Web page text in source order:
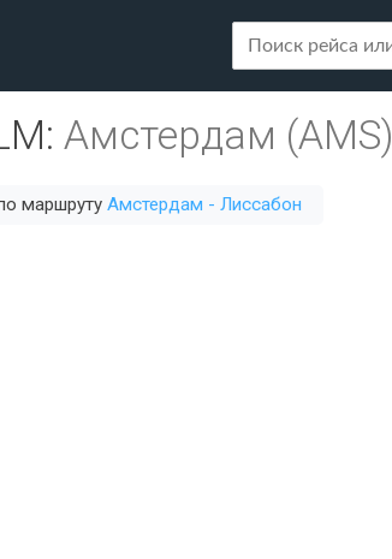
: Амстердам (AMS)
маршруту Амстердам - Лиссабон